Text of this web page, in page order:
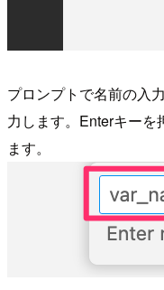
プロンプトで名前の入
力します。Enterキーを
ます。